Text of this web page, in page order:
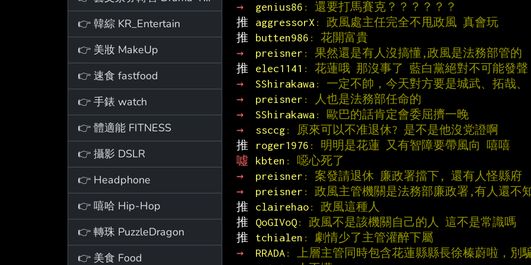
👉 韓綜 KR_Entertain
👉 美妝 MakeUp
👉 速食 fastfood
👉 手錶 watch
👉 體適能 FITNESS
👉 攝影 DSLR
👉 Headphone
👉 嘻哈 Hip-Hop
👉 轉珠 PuzzleDragon
👉 美食 Food
→ genius86 : 還要打馬賽克？？？？？？
推
aggressorX : 政風處主任完全不甩政風 真會玩
推
butten986 : 花開富貴
→
preisner : 果然還是有人沒搞懂,政風是法務部管的
推
elec1141 : 花蓮哦 那沒事了 藍白黨絕對不可能發聲
→
SShirakawa : 一定不帥，今天對方要是城武、拓哉、
→
preisner : 人也是法務部任命的
→
SShirakawa : 歐巴的話肯定會委屈擠一晚
→
ssccg: 原來可以不准退休? 是不是他沒党證啊
推
roger1976 : 明明是花蓮 又有智障要帶風向 嘻嘻
噓
kbten : 噁心死了
→
preisner : 案發請退休 廉政署擋下, 還有人怪縣府
→
preisner : 政風主管機關是法務部廉政署,有人還不
推
clairehao: 政風這種人
推
QoGIVoQ: 政風不是該機關自己的人 這不是常識嗎
推
tchialen : 劇情少了主管灌醉下屬
→
RRADA: 上層主管同時包含花蓮縣縣長徐榛蔚啦，別